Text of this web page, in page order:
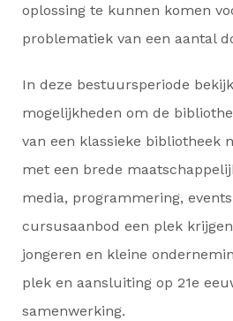
oplossing te kunnen komen
problematiek van een aantal
In deze bestuursperiode
mogelijkheden om de
van een klassieke bibliotheek
met een brede
media, programmering,
cursusaanbod een plek
jongeren en kleine
plek en aansluiting op 21e
samenwerking.